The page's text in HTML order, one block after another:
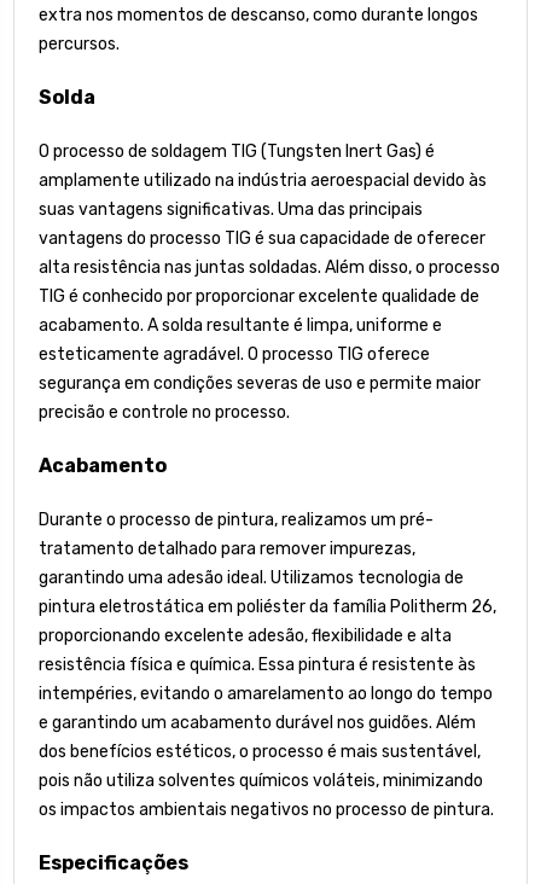
extra nos momentos de descanso, como durante longos
percursos.
Solda
O processo de soldagem TIG (Tungsten Inert Gas) é
amplamente utilizado na indústria aeroespacial devido às
suas vantagens significativas. Uma das principais
vantagens do processo TIG é sua capacidade de oferecer
alta resistência nas juntas soldadas. Além disso, o processo
TIG é conhecido por proporcionar excelente qualidade de
acabamento. A solda resultante é limpa, uniforme e
esteticamente agradável. O processo TIG oferece
segurança em condições severas de uso e permite maior
precisão e controle no processo.
Acabamento
Durante o processo de pintura, realizamos um pré-
tratamento detalhado para remover impurezas,
garantindo uma adesão ideal. Utilizamos tecnologia de
pintura eletrostática em poliéster da família Politherm 26,
proporcionando excelente adesão, flexibilidade e alta
resistência física e química. Essa pintura é resistente às
intempéries, evitando o amarelamento ao longo do tempo
e garantindo um acabamento durável nos guidões. Além
dos benefícios estéticos, o processo é mais sustentável,
pois não utiliza solventes químicos voláteis, minimizando
os impactos ambientais negativos no processo de pintura.
Especificações